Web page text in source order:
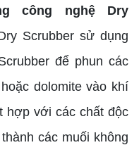
công nghệ Dry
Scrubber sử dụng
để phun các
dolomite vào khí
hợp với các chất độc
các muối không